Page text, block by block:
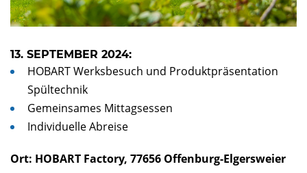
13. SEPTEMBER 2024:
HOBART Werksbesuch und Produktpräsentation
Spültechnik
Gemeinsames Mittagsessen
Individuelle Abreise
Ort: HOBART Factory, 77656 Offenburg-Elgersweier